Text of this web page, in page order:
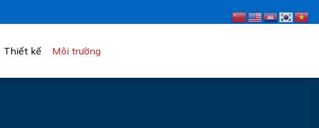
Thiết kế Môi trường